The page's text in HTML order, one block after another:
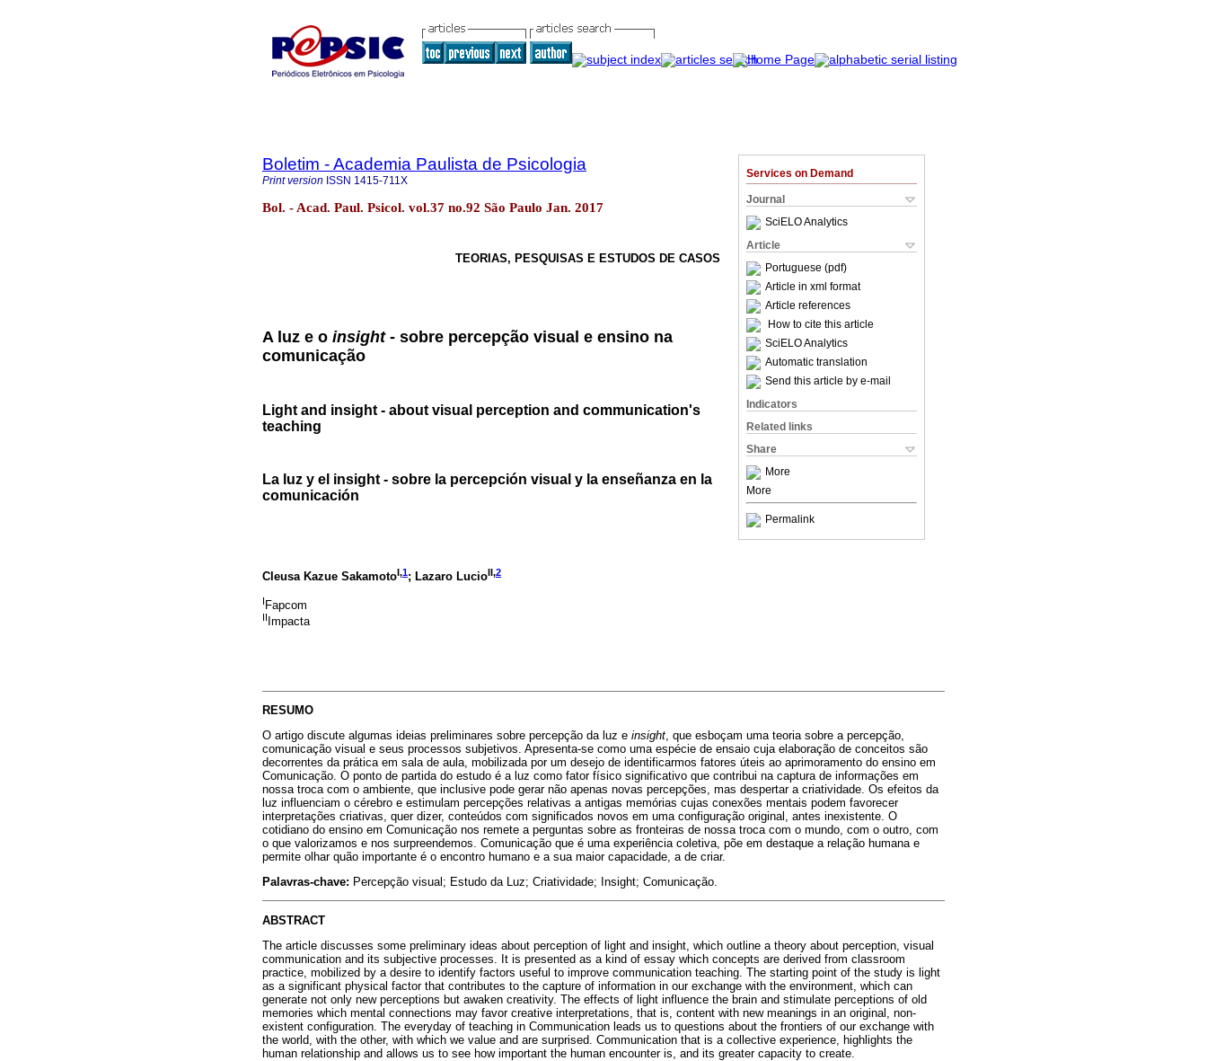
Services on Demand
Journal
SciELO Analytics
Article
Portuguese (pdf)
Article in xml format
Article references
How to cite this article
SciELO Analytics
Automatic translation
Send this article by e-mail
Indicators
Related links
Share
More
More
Permalink
Boletim - Academia Paulista de Psicologia
Print version ISSN 1415-711X
Bol. - Acad. Paul. Psicol. vol.37 no.92 São Paulo Jan. 2017
TEORIAS, PESQUISAS E ESTUDOS DE CASOS
A luz e o insight- sobre percepção visual e ensino na
comunicação
Light and insight - about visual perception and communication's
teaching
La luz y el insight - sobre la percepción visual y la enseñanza en la
comunicación
Cleusa Kazue SakamotoI,1; Lazaro LucioII,2
I Fapcom
II Impacta
RESUMO
O artigo discute algumas ideias preliminares sobre percepção da luz e insight, que esboçam uma teoria sobre a percepção,
comunicação visual e seus processos subjetivos. Apresenta-se como uma espécie de ensaio cuja elaboração de conceitos são
decorrentes da prática em sala de aula, mobilizada por um desejo de identificarmos fatores úteis ao aprimoramento do ensino em
Comunicação. O ponto de partida do estudo é a luz como fator físico significativo que contribui na captura de informações em
nossa troca com o ambiente, que inclusive pode gerar não apenas novas percepções, mas despertar a criatividade. Os efeitos da
luz influenciam o cérebro e estimulam percepções relativas a antigas memórias cujas conexões mentais podem favorecer
interpretações criativas, quer dizer, conteúdos com significados novos em uma configuração original, antes inexistente. O
cotidiano do ensino em Comunicação nos remete a perguntas sobre as fronteiras de nossa troca com o mundo, com o outro, com
o que valorizamos e nos surpreendemos. Comunicação que é uma experiência coletiva, põe em destaque a relação humana e
permite olhar quão importante é o encontro humano e a sua maior capacidade, a de criar.
Palavras-chave: Percepção visual; Estudo da Luz; Criatividade; Insight; Comunicação.
ABSTRACT
The article discusses some preliminary ideas about perception of light and insight, which outline a theory about perception, visual
communication and its subjective processes. It is presented as a kind of essay which concepts are derived from classroom
practice, mobilized by a desire to identify factors useful to improve communication teaching. The starting point of the study is light
as a significant physical factor that contributes to the capture of information in our exchange with the environment, which can
generate not only new perceptions but awaken creativity. The effects of light influence the brain and stimulate perceptions of old
memories which mental connections may favor creative interpretations, that is, content with new meanings in an original, non-
existent configuration. The everyday of teaching in Communication leads us to questions about the frontiers of our exchange with
the world, with the other, with which we value and are surprised. Communication that is a collective experience, highlights the
human relationship and allows us to see how important the human encounter is, and its greater capacity to create.